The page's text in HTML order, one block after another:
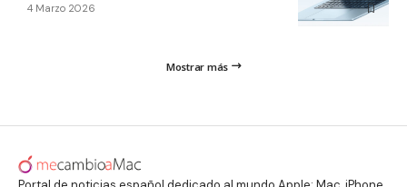
4 Marzo 2026
Mostrar más